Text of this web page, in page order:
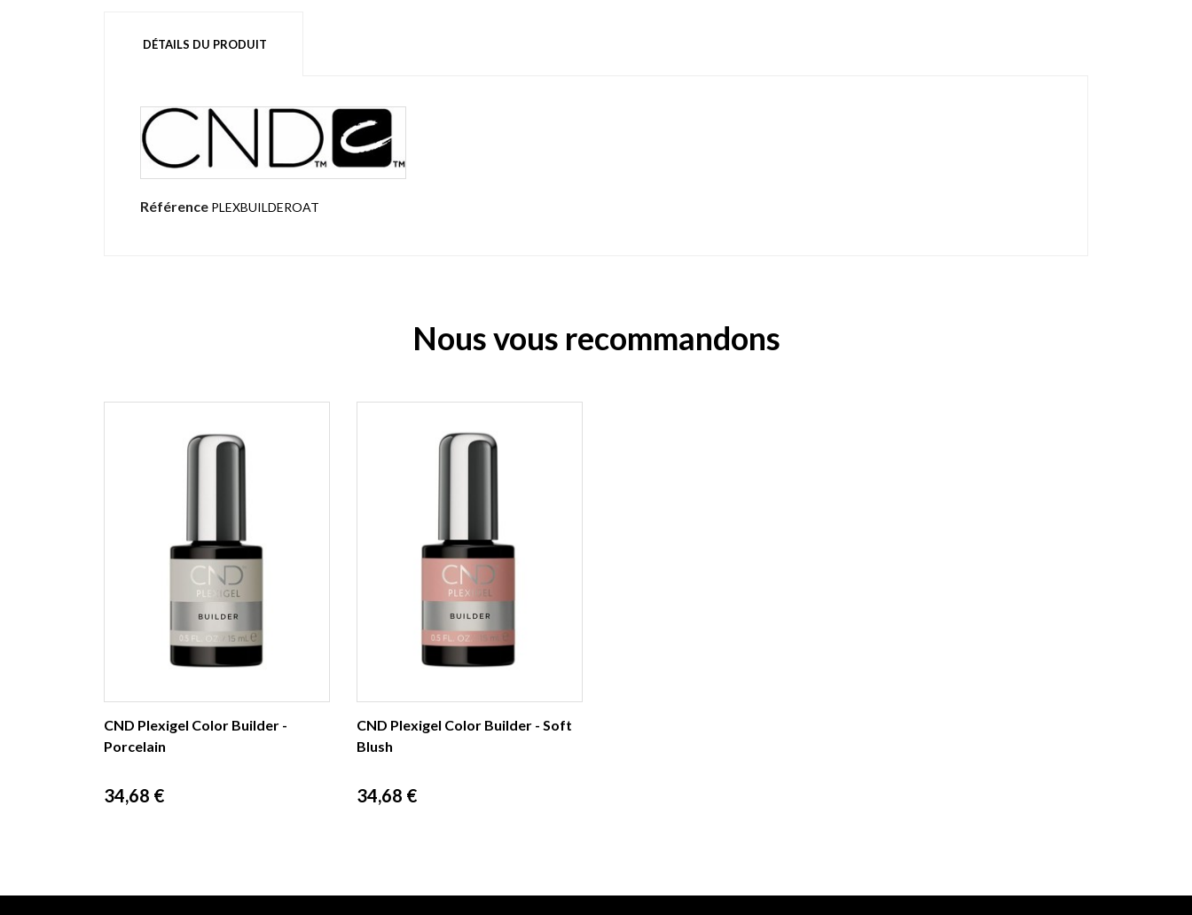
DÉTAILS DU PRODUIT
Référence PLEXBUILDEROAT
Nous vous recommandons
CND Plexigel Color Builder -
Porcelain
Prix
34,68 €
CND Plexigel Color Builder - Soft
Blush
Prix
34,68 €